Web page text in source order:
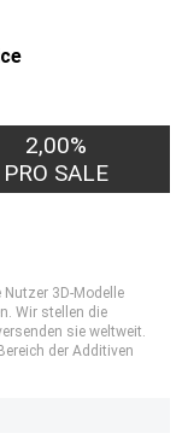
2,00%
PRO SALE
Nutzer 3D-Modelle
Wir stellen die
sie weltweit.
der Additiven